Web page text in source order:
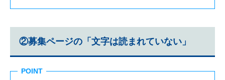
②募集ページの「文字は読まれていない」
POINT